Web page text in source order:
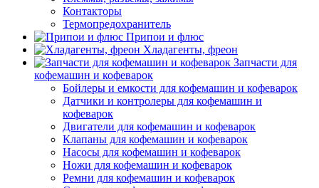
Контакторы
Термопредохранитель
Припои и флюс
Хладагенты, фреон
Запчасти для
кофемашин и кофеварок
Бойлеры и емкости для кофемашин и кофеварок
Датчики и контролеры для кофемашин и
кофеварок
Двигатели для кофемашин и кофеварок
Клапаны для кофемашин и кофеварок
Насосы для кофемашин и кофеварок
Ножи для кофемашин и кофеварок
Ремни для кофемашин и кофеварок